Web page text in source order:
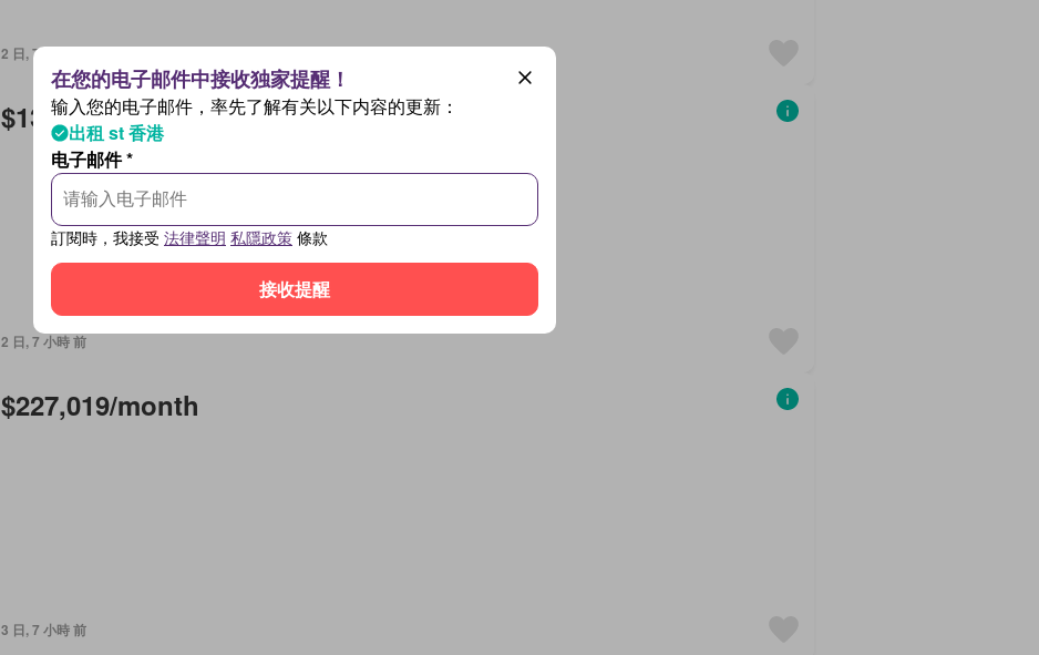
2 日, 7 小時 前
$139,920/month
2 日, 7 小時 前
$227,019/month
3 日, 7 小時 前
输入您的电子邮件，率先了解有关以下内容的更新：
出租 st 香港
电子邮件 *
訂閱時，我接受 法律聲明 私隱政策 條款
接收提醒